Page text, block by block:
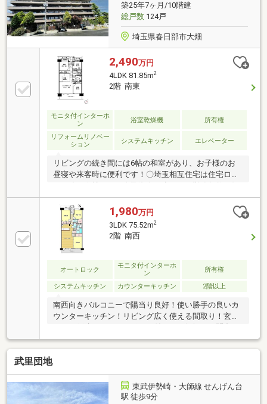
築25年7ヶ月/10階建
総戸数124戸
埼玉県春日部市大畑
2,490万円
4LDK 81.85m2
2階 南東
モニタ付インターホ
ン
浴室乾燥機 所有権
リフォームリノベー
ション
システムキッチン エレベーター
リビングの続き間には6帖の和室があり、お子様のお
昼寝や来客時に便利です！〇埼玉相互住宅は住宅ロー
い、他に借り入れがある等、他社で断られた方も諦め
ずに当社にご相談ください！住宅ローン専門スタッフ
が銀行窓口となり、様々な事例から適切なサポートを
お約束します(*^_^*)
1,980万円
3LDK 75.52m2
2階 南西
オートロック
モニタ付インターホ
ン
所有権
システムキッチン カウンターキッチン 2階以上
南西向きバルコニーで陽当り良好！使い勝手の良いカ
ウンターキッチン！リビング広く使える間取り！玄関
下さい(*^_^*)
武里団地
東武伊勢崎・大師線 せんげん台
駅 徒歩9分